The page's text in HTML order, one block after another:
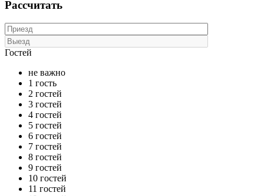
Рассчитать
Гостей
не важно
1 гость
2 гостей
3 гостей
4 гостей
5 гостей
6 гостей
7 гостей
8 гостей
9 гостей
10 гостей
11 гостей